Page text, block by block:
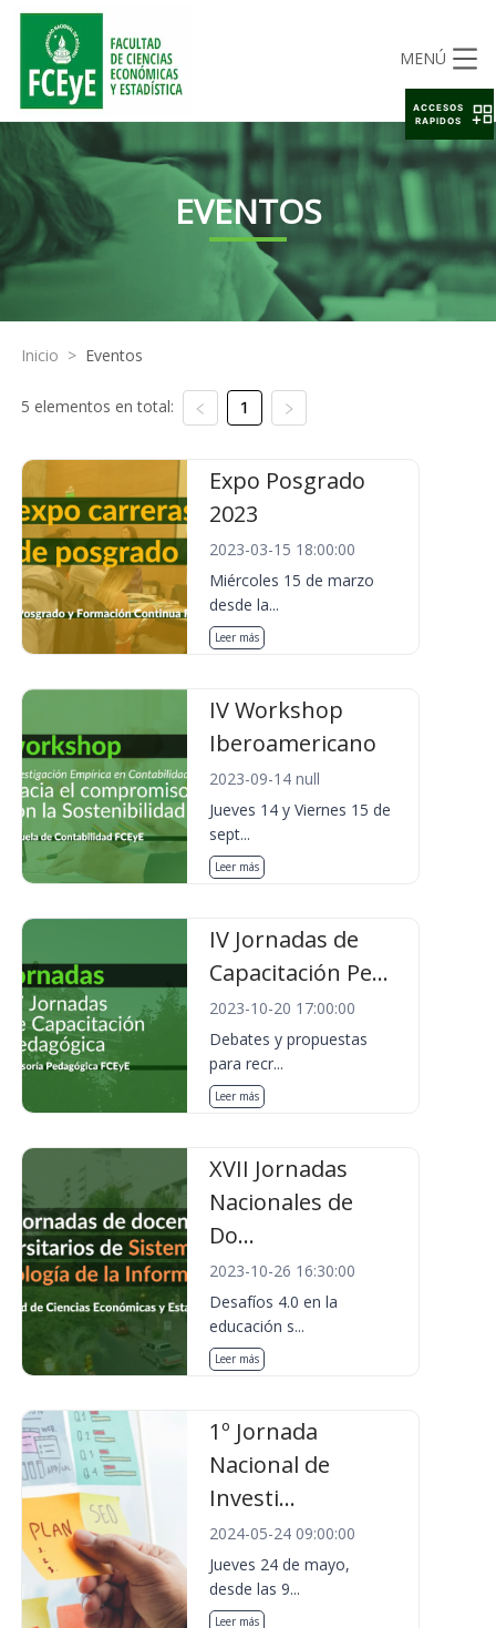
MENÚ
EVENTOS
Inicio > Eventos
5 elementos en total: 1
Expo Posgrado
2023
2023-03-15 18:00:00
Miércoles 15 de marzo
desde la...
Leer más
IV Workshop
Iberoamericano
2023-09-14 null
Jueves 14 y Viernes 15 de
sept...
Leer más
IV Jornadas de
Capacitación Pe...
2023-10-20 17:00:00
Debates y propuestas
para recr...
Leer más
XVII Jornadas
Nacionales de
Do...
2023-10-26 16:30:00
Desafíos 4.0 en la
educación s...
Leer más
1º Jornada
Nacional de
Investi...
2024-05-24 09:00:00
Jueves 24 de mayo,
desde las 9...
Leer más
ACCESOS
RAPIDOS